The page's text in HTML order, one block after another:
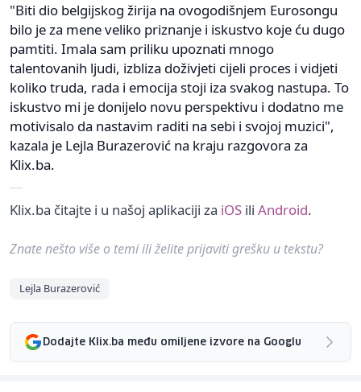
"Biti dio belgijskog žirija na ovogodišnjem Eurosongu
bilo je za mene veliko priznanje i iskustvo koje ću dugo
pamtiti. Imala sam priliku upoznati mnogo
talentovanih ljudi, izbliza doživjeti cijeli proces i vidjeti
koliko truda, rada i emocija stoji iza svakog nastupa. To
iskustvo mi je donijelo novu perspektivu i dodatno me
motivisalo da nastavim raditi na sebi i svojoj muzici",
kazala je Lejla Burazerović na kraju razgovora za
Klix.ba.
Klix.ba čitajte i u našoj aplikaciji za iOS ili Android.
Znate nešto više o temi ili želite prijaviti grešku u tekstu?
Lejla Burazerović
Dodajte Klix.ba među omiljene izvore na Googlu